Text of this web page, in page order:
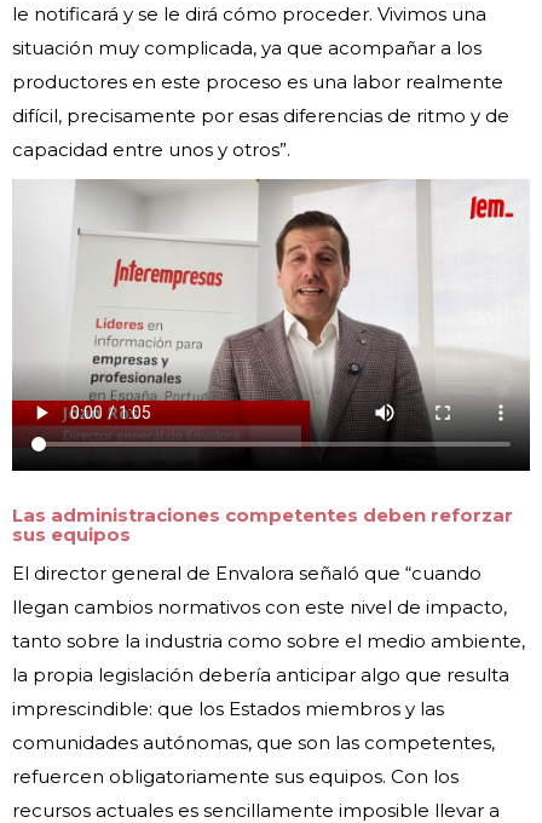
le notificará y se le dirá cómo proceder. Vivimos una
situación muy complicada, ya que acompañar a los
productores en este proceso es una labor realmente
difícil, precisamente por esas diferencias de ritmo y de
capacidad entre unos y otros”.
Las administraciones competentes deben reforzar
sus equipos
El director general de Envalora señaló que “cuando
llegan cambios normativos con este nivel de impacto,
tanto sobre la industria como sobre el medio ambiente,
la propia legislación debería anticipar algo que resulta
imprescindible: que los Estados miembros y las
comunidades autónomas, que son las competentes,
refuercen obligatoriamente sus equipos. Con los
recursos actuales es sencillamente imposible llevar a